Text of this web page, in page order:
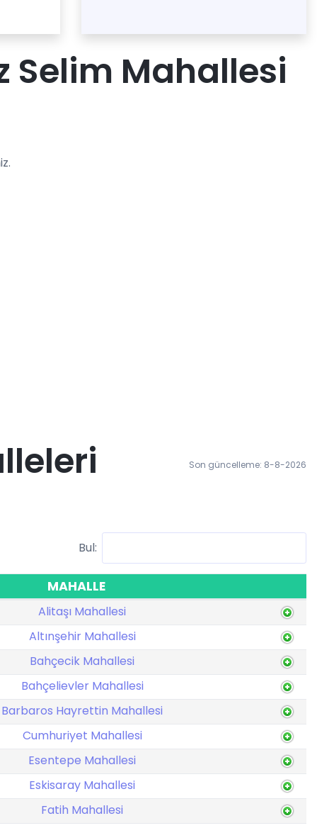
Selim Mahallesi
Son güncelleme: 8-8-2026
Bul:
MAHALLE
Alitaşı Mahallesi
Altınşehir Mahallesi
Bahçecik Mahallesi
Bahçelievler Mahallesi
Barbaros Hayrettin Mahallesi
Cumhuriyet Mahallesi
Esentepe Mahallesi
Eskisaray Mahallesi
Fatih Mahallesi